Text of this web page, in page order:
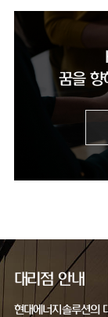
꿈을 향
대리점 안내
현대에너지솔루션의